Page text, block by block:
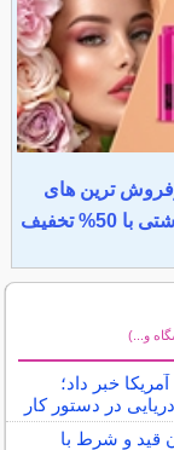
ترین های
تخفیف
و...)
خبر داد؛
در دستور کار
قید و شرط با